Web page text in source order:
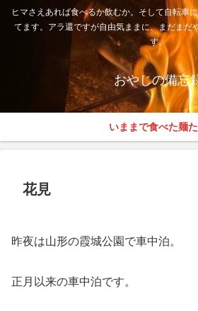
ヒマさえあれば食べるか飲むか。そして自転車
てます。アラ還ですが自由気ままに、まだまだ
す。
おやじの備忘
いままで食べた麺
花見
昨夜は山形の霞城公園で車中泊。
正月以来の車中泊です。